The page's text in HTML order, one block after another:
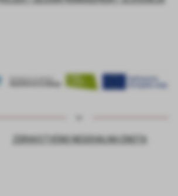
ZDRAVSTVENO NEGOVALNA ENOTA